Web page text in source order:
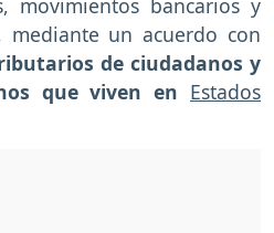
movimientos bancarios y
mediante un acuerdo con
de ciudadanos y
que viven en Estados